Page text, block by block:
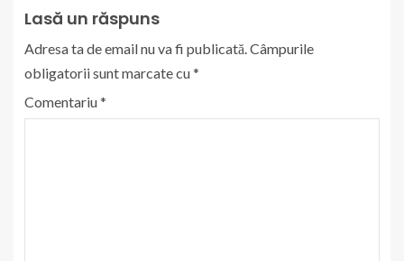
Lasă un răspuns
Adresa ta de email nu va fi publicată.Câmpurile
obligatorii sunt marcate cu*
Comentariu*